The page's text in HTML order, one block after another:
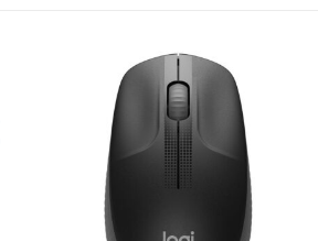
ماوس لوجيتك بلوتوث لاسلكي
8000 نقطة في البوصة Mx
Master 3S
7.999,00
إضافة إلى السلة